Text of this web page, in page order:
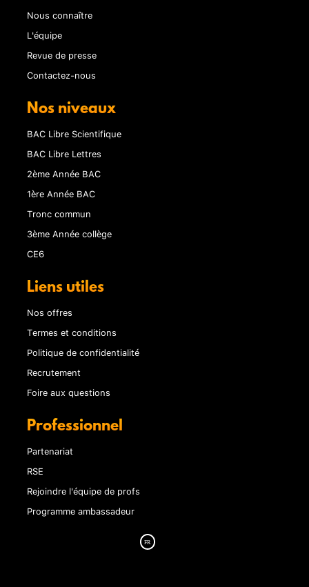
Nous connaître
L'équipe
Revue de presse
Contactez-nous
Nos niveaux
BAC Libre Scientifique
BAC Libre Lettres
2ème Année BAC
1ère Année BAC
Tronc commun
3ème Année collège
CE6
Liens utiles
Nos offres
Termes et conditions
Politique de confidentialité
Recrutement
Foire aux questions
Professionnel
Partenariat
RSE
Rejoindre l'équipe de profs
Programme ambassadeur